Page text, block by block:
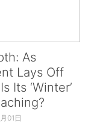
As
Lays Off
Its ‘Winter’
01日